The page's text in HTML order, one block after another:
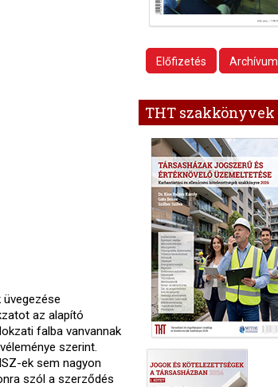
az alapító
falba vanvannak
szerint.
ek sem nagyon
szól a szerződés
Előfizetés Archívum
THT szakkönyvek